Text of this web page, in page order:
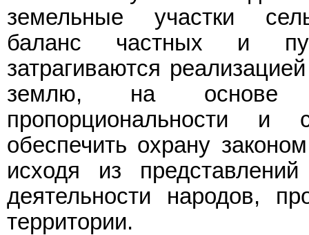
земельные участки
баланс частных и
затрагиваются
землю, на основе
пропорциональности
обеспечить охрану
исходя из
деятельности народов,
территории.